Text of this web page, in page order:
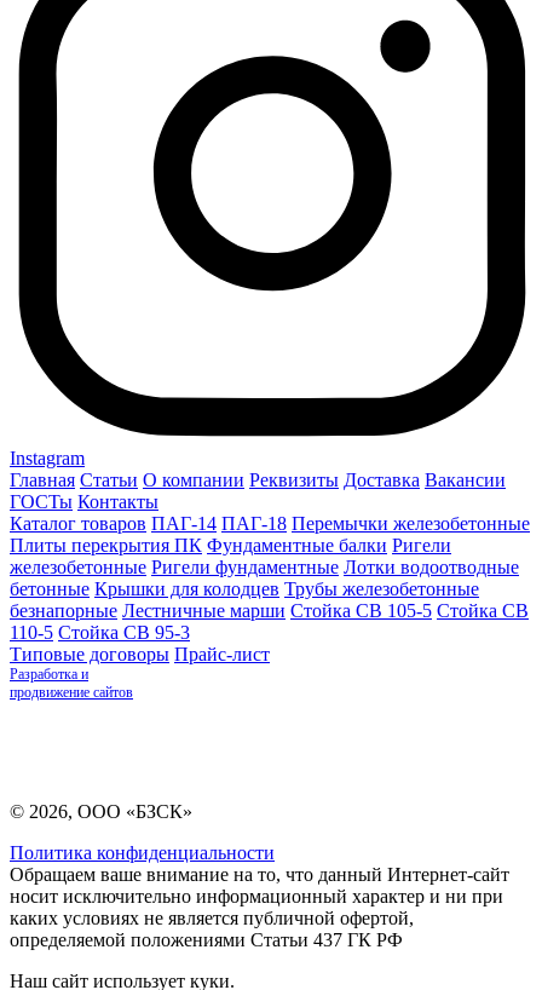
Instagram
Главная Статьи О компании Реквизиты Доставка Вакансии
ГОСТы Контакты
Каталог товаров ПАГ-14 ПАГ-18 Перемычки железобетонные
Плиты перекрытия ПК Фундаментные балки Ригели
железобетонные Ригели фундаментные Лотки водоотводные
бетонные Крышки для колодцев Трубы железобетонные
безнапорные Лестничные марши Стойка СВ 105-5 Стойка СВ
110-5 Стойка СВ 95-3
Типовые договоры Прайс-лист
Разработка и
продвижение сайтов
© 2026, ООО «БЗСК»
Политика конфиденциальности
Обращаем ваше внимание на то, что данный Интернет-сайт
носит исключительно информационный характер и ни при
каких условиях не является публичной офертой,
определяемой положениями Статьи 437 ГК РФ
Наш сайт использует куки.